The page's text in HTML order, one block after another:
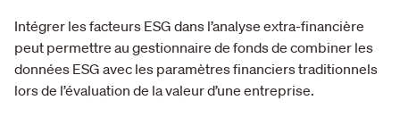
Intégrer les facteurs ESG dans l’analyse extra-financière
peut permettre au gestionnaire de fonds de combiner les
données ESG avec les paramètres financiers traditionnels
lors de l’évaluation de la valeur d’une entreprise.